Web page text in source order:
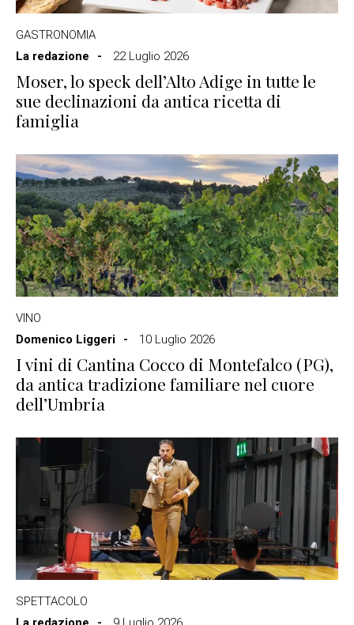
GASTRONOMIA
La redazione
22 Luglio 2026
Moser, lo speck dell’Alto Adige in tutte le
sue declinazioni da antica ricetta di
famiglia
VINO
Domenico Liggeri
10 Luglio 2026
I vini di Cantina Cocco di Montefalco (PG),
da antica tradizione familiare nel cuore
dell’Umbria
SPETTACOLO